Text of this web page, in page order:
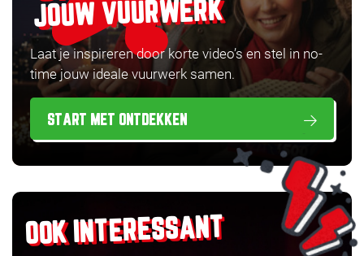
JOUW VUURWERK
Laat je inspireren door korte video’s en stel in no-
time jouw ideale vuurwerk samen.
START MET ONTDEKKEN
OOK INTERESSANT